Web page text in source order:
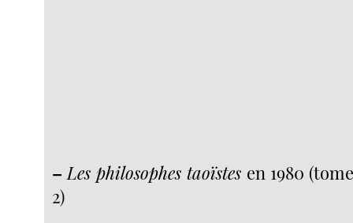
– Les philosophes taoïstes en 1980
2)